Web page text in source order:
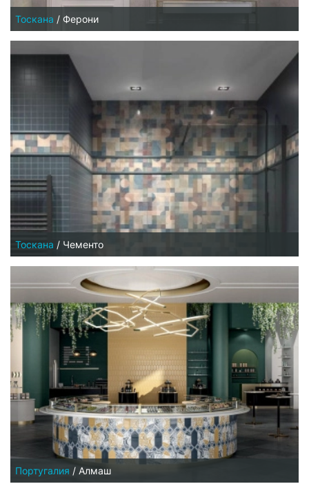
Тоскана / Ферони
Тоскана / Чементо
Португалия / Алмаш